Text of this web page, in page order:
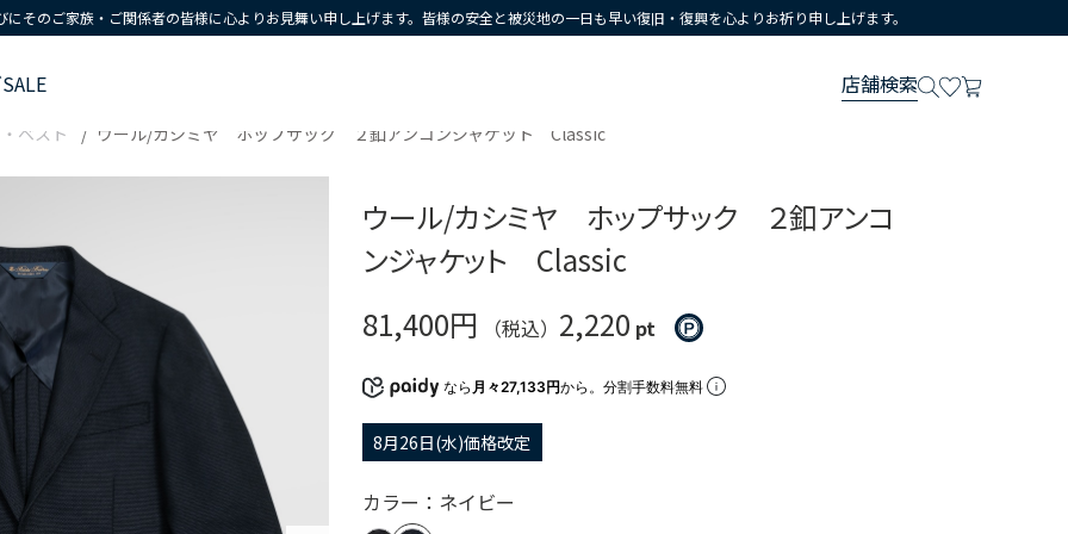
そのご家族・ご関係者の皆様に心よりお見舞い申し上げます。皆様の安全と被災地の一日も早い復旧・復興を心よりお祈り申し上げます。
SALE 店舗検索
ベスト ウール/カシミヤ ホップサック ２釦アンコンジャケット Classic
ウール/カシミヤ ホップサック ２釦アンコ
ンジャケット Classic
81,400円
（税込） 2,220 pt
なら 月々27,133円から。分割手数料無料
8月26日(水)価格改定
カラー：ネイビー